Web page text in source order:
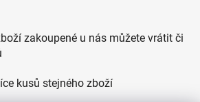
zakoupené u nás můžete vrátit či
kusů stejného zboží